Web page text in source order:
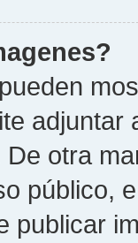
otra
público,
publicar